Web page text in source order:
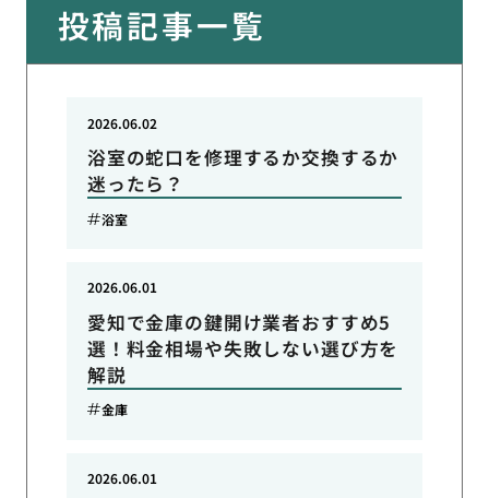
投稿記事一覧
浴室の蛇口を修理するか交換するか
迷ったら？
2026.06.02
浴室
愛知で金庫の鍵開け業者おすすめ5
選！料金相場や失敗しない選び方を
解説
2026.06.01
金庫
2026.06.01